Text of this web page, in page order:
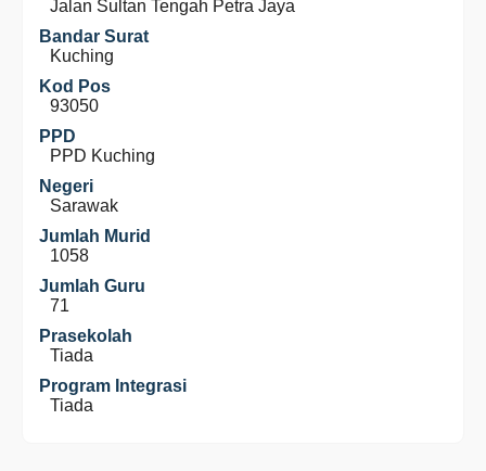
Jalan Sultan Tengah Petra Jaya
Bandar Surat
Kuching
Kod Pos
93050
PPD
PPD Kuching
Negeri
Sarawak
Jumlah Murid
1058
Jumlah Guru
71
Prasekolah
Tiada
Program Integrasi
Tiada